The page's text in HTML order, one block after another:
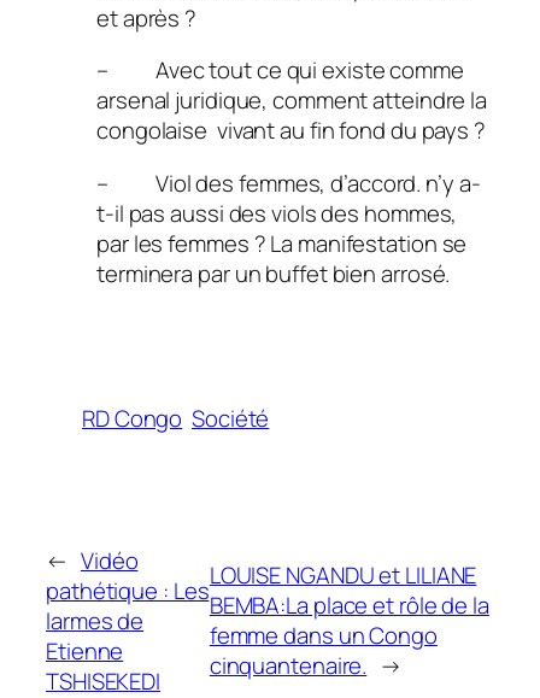
et après ?
– Avec tout ce qui existe comme
arsenal juridique, comment atteindre la
congolaise vivant au fin fond du pays ?
– Viol des femmes, d’accord. n’y a-
t-il pas aussi des viols des hommes,
par les femmes ? La manifestation se
terminera par un buffet bien arrosé.
RD Congo Société
← Vidéo
pathétique : Les
larmes de
Etienne
TSHISEKEDI
LOUISE NGANDU et LILIANE
BEMBA:La place et rôle de la
femme dans un Congo
cinquantenaire. →